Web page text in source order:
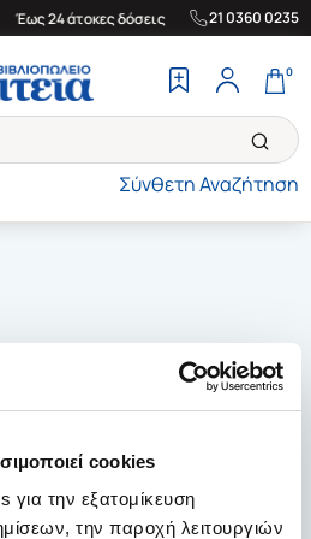
cookies
για την εξατομίκευση
την παροχή λειτουργιών
Έως 24 άτοκες δόσεις | Δωρεάν
21 0360 0235
Σύνθετη Αναζήτηση
0